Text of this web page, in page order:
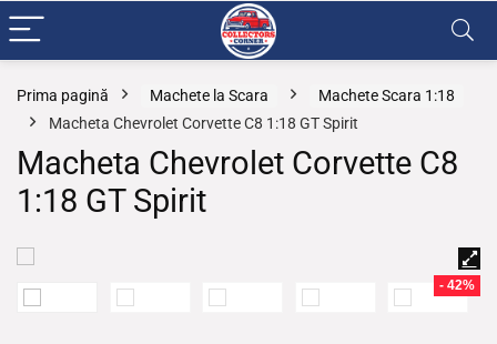
Prima pagină Machete la Scara
Machete Scara 1:18
Macheta Chevrolet Corvette C8 1:18 GT Spirit
Macheta Chevrolet Corvette C8
1:18 GT Spirit
- 42%